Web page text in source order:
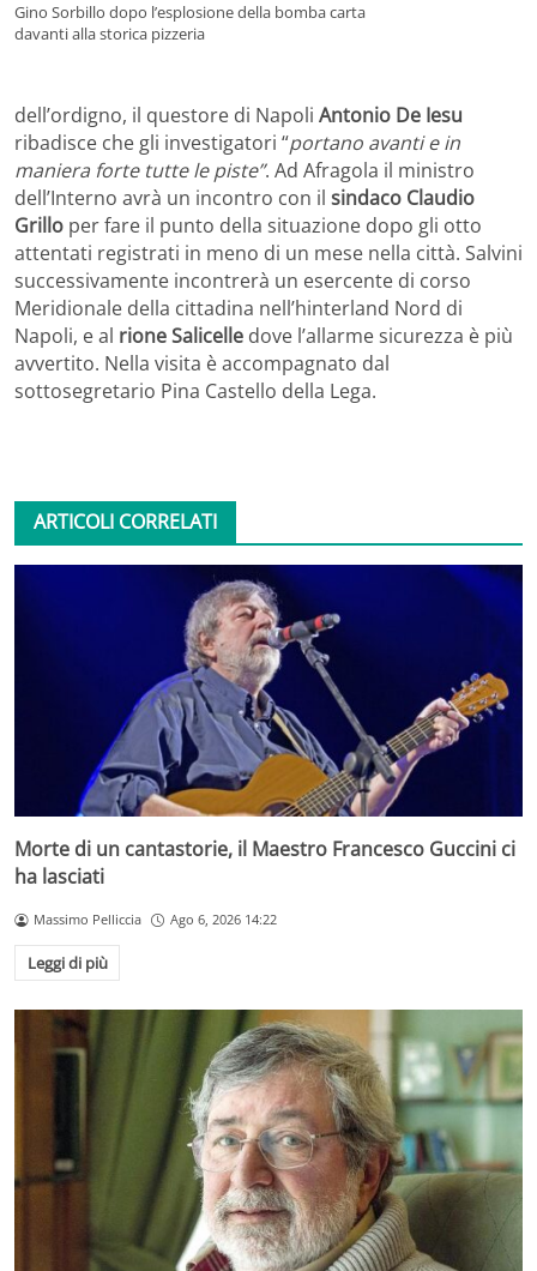
Gino Sorbillo dopo l’esplosione della bomba carta
davanti alla storica pizzeria
dell’ordigno, il questore di Napoli Antonio De Iesu
ribadisce che gli investigatori “portano avanti e in
maniera forte tutte le piste”. Ad Afragola il ministro
dell’Interno avrà un incontro con il sindaco Claudio
Grillo per fare il punto della situazione dopo gli otto
attentati registrati in meno di un mese nella città. Salvini
successivamente incontrerà un esercente di corso
Meridionale della cittadina nell’hinterland Nord di
Napoli, e al rione Salicelle dove l’allarme sicurezza è più
avvertito. Nella visita è accompagnato dal
sottosegretario Pina Castello della Lega.
ARTICOLI CORRELATI
Morte di un cantastorie, il Maestro Francesco Guccini ci
ha lasciati
Massimo Pelliccia Ago 6, 2026 14:22
Leggi di più